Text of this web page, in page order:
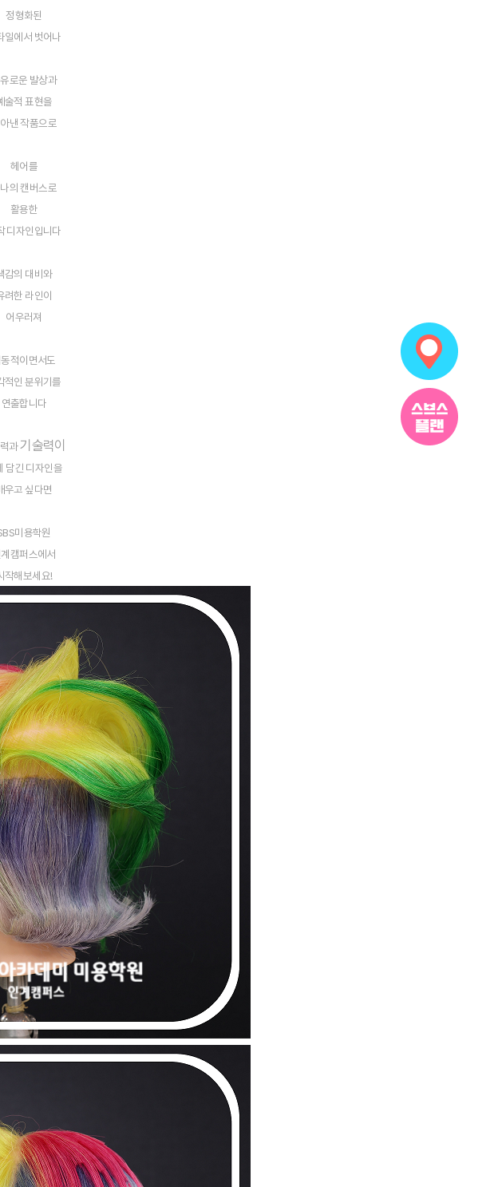
정형화된
일에서 벗어나
로운 발상과
술적 표현을
낸 작품으로
헤어를
의 캔버스로
활용한
디자인입니다
감의 대비와
려한 라인이
어우러져
적이면서도
적인 분위기를
연출합니다
과기술력이
담긴 디자인을
우고 싶다면
미용학원
캠퍼스에서
작해보세요!